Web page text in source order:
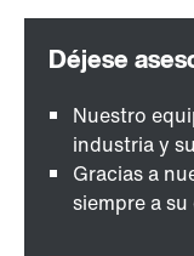
Nuestro
industria y
Gracias a
siempre a